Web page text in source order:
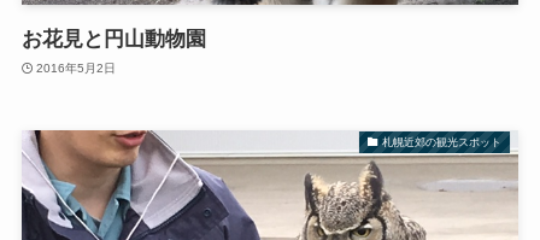
お花見と円山動物園
2016年5月2日
札幌近郊の観光スポット